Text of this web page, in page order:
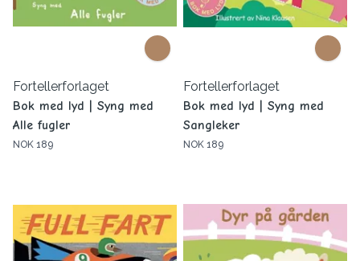
Fortellerforlaget
Bok med lyd | Syng med
Alle fugler
NOK 189
Fortellerforlaget
Bok med lyd | Syng med
Sangleker
NOK 189